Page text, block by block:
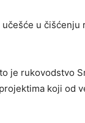
u
je rukovodstvo
koji od